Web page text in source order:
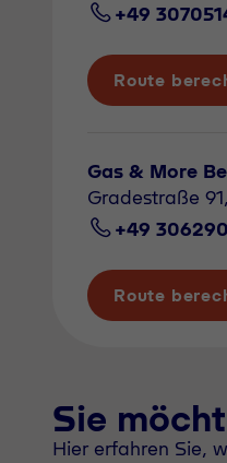
+49
Route
Gas & More
Gradestraße
+49
Route
Sie
Hier erfahren Sie,